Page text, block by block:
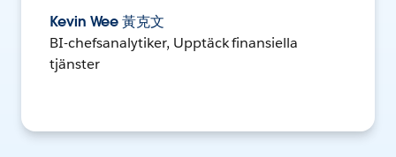
Kevin Wee 黃克文
BI-chefsanalytiker, Upptäck finansiella
tjänster